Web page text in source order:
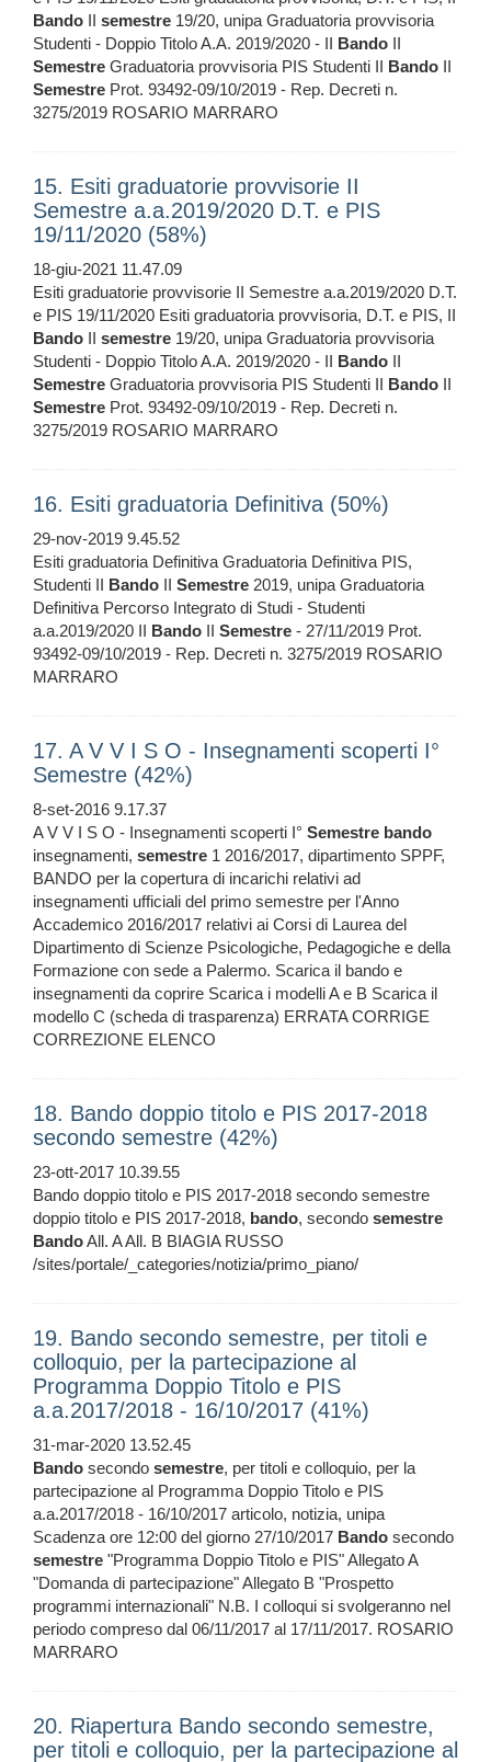
Bando II semestre 19/20, unipa Graduatoria provvisoria
Studenti - Doppio Titolo A.A. 2019/2020 - II Bando II
Semestre Graduatoria provvisoria PIS Studenti II Bando II
Semestre Prot. 93492-09/10/2019 - Rep. Decreti n.
3275/2019 ROSARIO MARRARO
15. Esiti graduatorie provvisorie II
Semestre a.a.2019/2020 D.T. e PIS
19/11/2020 (58%)
18-giu-2021 11.47.09
Esiti graduatorie provvisorie II Semestre a.a.2019/2020 D.T.
e PIS 19/11/2020 Esiti graduatoria provvisoria, D.T. e PIS, II
Bando II semestre 19/20, unipa Graduatoria provvisoria
Studenti - Doppio Titolo A.A. 2019/2020 - II Bando II
Semestre Graduatoria provvisoria PIS Studenti II Bando II
Semestre Prot. 93492-09/10/2019 - Rep. Decreti n.
3275/2019 ROSARIO MARRARO
16. Esiti graduatoria Definitiva (50%)
29-nov-2019 9.45.52
Esiti graduatoria Definitiva Graduatoria Definitiva PIS,
Studenti II Bando II Semestre 2019, unipa Graduatoria
Definitiva Percorso Integrato di Studi - Studenti
a.a.2019/2020 II Bando II Semestre - 27/11/2019 Prot.
93492-09/10/2019 - Rep. Decreti n. 3275/2019 ROSARIO
MARRARO
17. A V V I S O - Insegnamenti scoperti I°
Semestre (42%)
8-set-2016 9.17.37
A V V I S O - Insegnamenti scoperti I° Semestre bando
insegnamenti, semestre 1 2016/2017, dipartimento SPPF,
BANDO per la copertura di incarichi relativi ad
insegnamenti ufficiali del primo semestre per l'Anno
Accademico 2016/2017 relativi ai Corsi di Laurea del
Dipartimento di Scienze Psicologiche, Pedagogiche e della
Formazione con sede a Palermo. Scarica il bando e
insegnamenti da coprire Scarica i modelli A e B Scarica il
modello C (scheda di trasparenza) ERRATA CORRIGE
CORREZIONE ELENCO
18. Bando doppio titolo e PIS 2017-2018
secondo semestre (42%)
23-ott-2017 10.39.55
Bando doppio titolo e PIS 2017-2018 secondo semestre
doppio titolo e PIS 2017-2018, bando, secondo semestre
BandoAll. A All. B BIAGIA RUSSO
/sites/portale/_categories/notizia/primo_piano/
19. Bando secondo semestre, per titoli e
colloquio, per la partecipazione al
Programma Doppio Titolo e PIS
a.a.2017/2018 - 16/10/2017 (41%)
31-mar-2020 13.52.45
Bando secondo semestre, per titoli e colloquio, per la
partecipazione al Programma Doppio Titolo e PIS
a.a.2017/2018 - 16/10/2017 articolo, notizia, unipa
Scadenza ore 12:00 del giorno 27/10/2017 Bando secondo
semestre "Programma Doppio Titolo e PIS" Allegato A
"Domanda di partecipazione" Allegato B "Prospetto
programmi internazionali" N.B. I colloqui si svolgeranno nel
periodo compreso dal 06/11/2017 al 17/11/2017. ROSARIO
MARRARO
20. Riapertura Bando secondo semestre,
per titoli e colloquio, per la partecipazione al